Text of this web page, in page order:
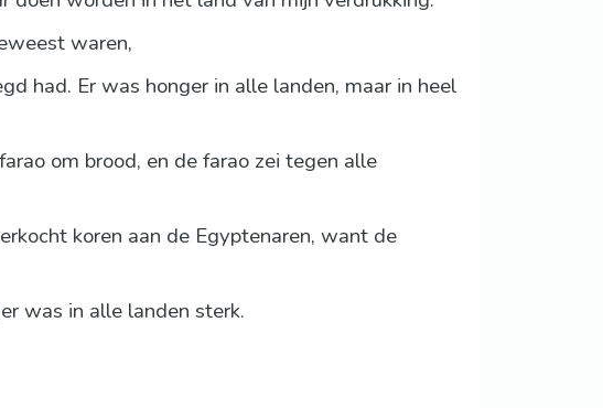
waren,
had. Er was honger in alle landen, maar in heel
om brood, en de farao zei tegen alle
koren aan de Egyptenaren, want de
was in alle landen sterk.